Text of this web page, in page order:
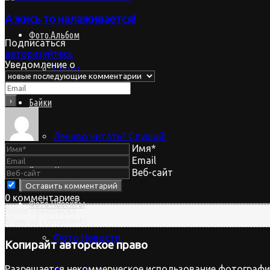
Фото.Альбом
Спорт
Байки
Лениво читать? Слушай!
Видео.Урок
Фото.Проекты
Фото.Новости
А жись то налаживается!
Подписаться
авторизуйтесь
Уведомление о
Имя*
Email
Веб-сайт
0 комментариев
Inline Feedbacks
Копирайтавторское право